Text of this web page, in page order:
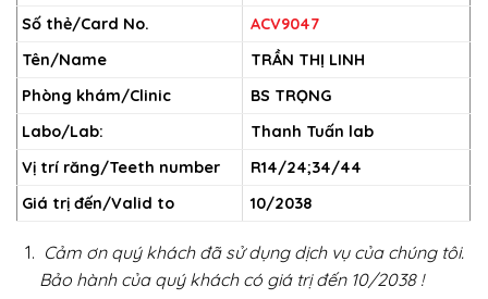
Số thẻ/Card No.
ACV9047
Tên/Name
TRẦN THỊ LINH
Phòng khám/Clinic
BS TRỌNG
Labo/Lab:
Thanh Tuấn lab
Vị trí răng/Teeth number
R14/24;34/44
Giá trị đến/Valid to
10/2038
Cảm ơn quý khách đã sử dụng dịch vụ của chúng tôi.
Bảo hành của quý khách có giá trị đến 10/2038 !